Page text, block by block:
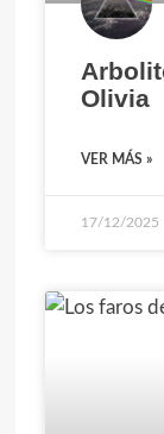
Olivia
VER MÁS »
17/12/2025